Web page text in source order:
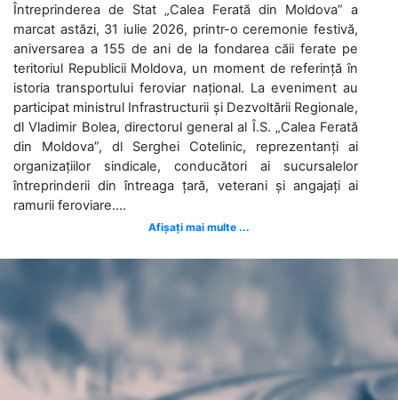
Întreprinderea de Stat „Calea Ferată din Moldova” a
marcat astăzi, 31 iulie 2026, printr-o ceremonie festivă,
aniversarea a 155 de ani de la fondarea căii ferate pe
teritoriul Republicii Moldova, un moment de referință în
istoria transportului feroviar național. La eveniment au
participat ministrul Infrastructurii și Dezvoltării Regionale,
dl Vladimir Bolea, directorul general al Î.S. „Calea Ferată
din Moldova”, dl Serghei Cotelinic, reprezentanți ai
organizațiilor sindicale, conducători ai sucursalelor
întreprinderii din întreaga țară, veterani și angajați ai
ramurii feroviare....
Afișați mai multe ...